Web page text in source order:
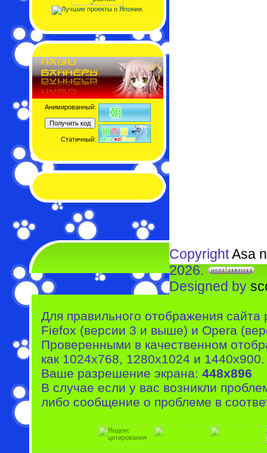
Анимированный:
Статичный:
CopyrightAsa
2026.
Designed by
Для правильного отображения
Fiefox (версии 3 и выше) и Opera
Проверенными в качественном
как 1024x768, 1280x1024 и 1440x900.
Ваше разрешение экрана: 448x896
В случае если у вас возникли
либо сообщение о проблеме в